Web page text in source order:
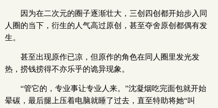
因为在二次元的圈子逐渐壮大，三创四创都开始步入同
人圈的当下，衍生的人气高过原创，甚至夺舍原创都偶有发
生。
甚至出现原作已凉，但原作的角色在同人圈里发光发
热，捞钱捞得不亦乐乎的诡异现象。
“管它的，专业事让专业人来。”沈凝烟吃完面包就开始
晕碳，最后腿上压着电脑就睡了过去，直至特助将她“叫